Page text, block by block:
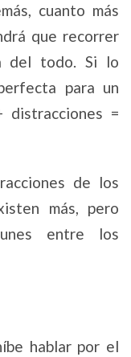
cuanto más
que recorrer
del todo. Si lo
para un
distracciones =
de los
más, pero
entre los
hablar por el